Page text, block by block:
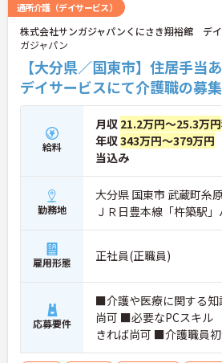
通所介護（デイサービス）
株式会社サンガジャパンくにさき翔裕館 デ
ガジャパン
【大分県／国東市】住居手
デイサービスにて介護職の募集
給料
月収 21.2万円～25.3万円
年収343万円～379万円
当込み
勤務地
大分県 国東市 武蔵町糸
ＪＲ日豊本線「杵築駅
雇用形態 正社員(正職員)
応募要件
■介護や医療に関する
尚可 ■必要なPCスキル
きれば尚可 ■介護職員
（無資格の方も応募で